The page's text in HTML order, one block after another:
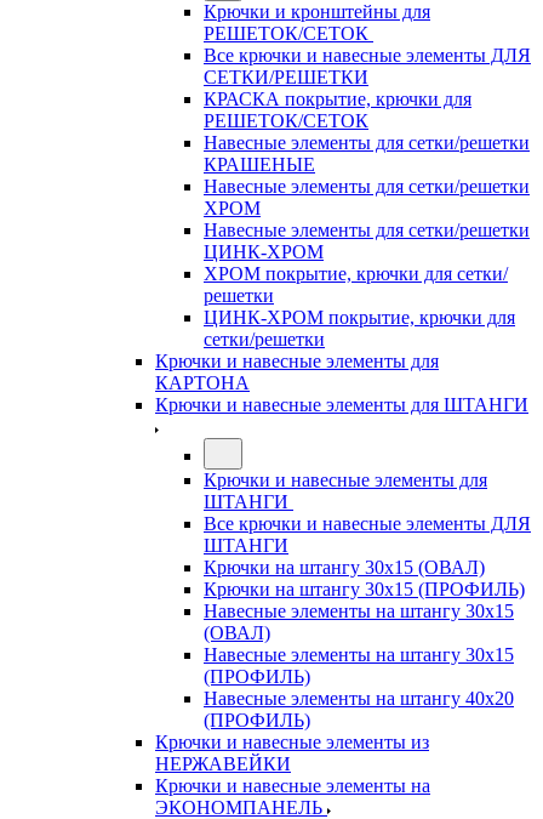
Крючки и кронштейны для
РЕШЕТОК/СЕТОК
Все крючки и навесные элементы ДЛЯ
СЕТКИ/РЕШЕТКИ
КРАСКА покрытие, крючки для
РЕШЕТОК/СЕТОК
Навесные элементы для сетки/решетки
КРАШЕНЫЕ
Навесные элементы для сетки/решетки
ХРОМ
Навесные элементы для сетки/решетки
ЦИНК-ХРОМ
ХРОМ покрытие, крючки для сетки/
решетки
ЦИНК-ХРОМ покрытие, крючки для
сетки/решетки
Крючки и навесные элементы для
КАРТОНА
Крючки и навесные элементы для ШТАНГИ
Крючки и навесные элементы для
ШТАНГИ
Все крючки и навесные элементы ДЛЯ
ШТАНГИ
Крючки на штангу 30х15 (ОВАЛ)
Крючки на штангу 30х15 (ПРОФИЛЬ)
Навесные элементы на штангу 30х15
(ОВАЛ)
Навесные элементы на штангу 30х15
(ПРОФИЛЬ)
Навесные элементы на штангу 40х20
(ПРОФИЛЬ)
Крючки и навесные элементы из
НЕРЖАВЕЙКИ
Крючки и навесные элементы на
ЭКОНОМПАНЕЛЬ